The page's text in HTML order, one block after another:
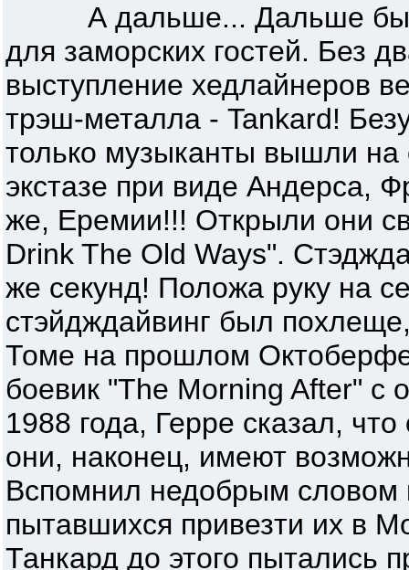
А дальше... Дальше было
для заморских гостей. Без
выступление хедлайнеров
трэш-металла - Tankard!
только музыканты вышли на
экстазе при виде Андерса,
же, Еремии!!! Открыли они
Drink The Old Ways".
же секунд! Положа руку на
стэйдждайвинг был
Томе на прошлом
боевик "The Morning After" с
1988 года, Герре сказал,
они, наконец, имеют
Вспомнил недобрым
пытавшихся привезти их в
Танкард до этого пытались